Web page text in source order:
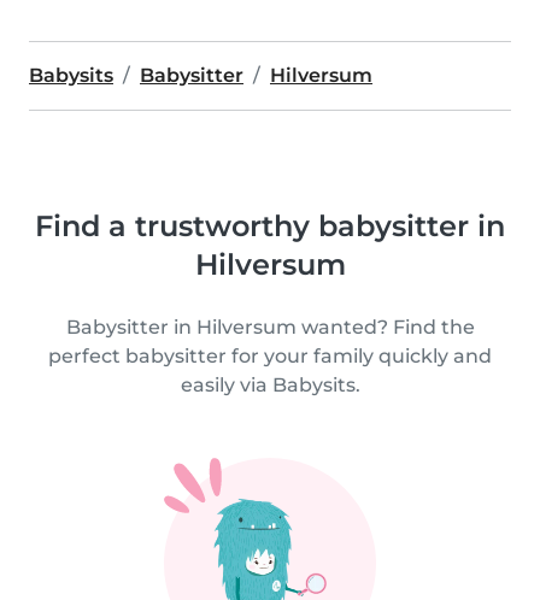
Babysits Babysitter Hilversum
Find a trustworthy babysitter in
Hilversum
Babysitter in Hilversum wanted? Find the
perfect babysitter for your family quickly and
easily via Babysits.